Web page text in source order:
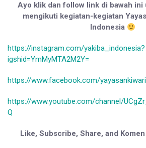
Ayo klik dan follow link di bawah ini
mengikuti kegiatan-kegiatan
Indonesia
https://instagram.com/yakiba_indonesia?
igshid=YmMyMTA2M2Y=
https://www.facebook.com/
https://www.youtube.com/channel/
Q
Like, Subscribe, Share, and